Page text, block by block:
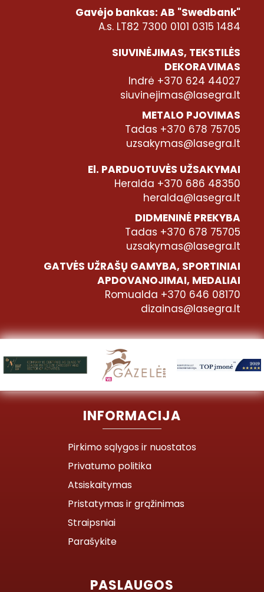
Gavėjo bankas: AB "Swedbank"
A.s. LT82 7300 0101 0315 1484
SIUVINĖJIMAS, TEKSTILĖS
DEKORAVIMAS
Indrė +370 624 44027
siuvinejimas@lasegra.lt
METALO PJOVIMAS
Tadas +370 678 75705
uzsakymas@lasegra.lt
El. PARDUOTUVĖS UŽSAKYMAI
Heralda +370 686 48350
heralda@lasegra.lt
DIDMENINĖ PREKYBA
Tadas +370 678 75705
uzsakymas@lasegra.lt
GATVĖS UŽRAŠŲ GAMYBA, SPORTINIAI
APDOVANOJIMAI, MEDALIAI
Romualda +370 646 08170
dizainas@lasegra.lt
INFORMACIJA
Pirkimo sąlygos ir nuostatos
Privatumo politika
Atsiskaitymas
Pristatymas ir grąžinimas
Straipsniai
Parašykite
PASLAUGOS